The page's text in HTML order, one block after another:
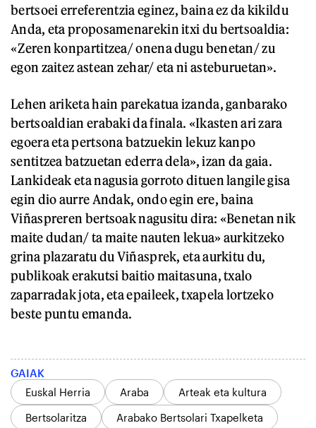
bertsoei erreferentzia eginez, baina ez da kikildu
Anda, eta proposamenarekin itxi du bertsoaldia:
«Zeren konpartitzea/ onena dugu benetan/ zu
egon zaitez astean zehar/ eta ni asteburuetan».
Lehen ariketa hain parekatua izanda, ganbarako
bertsoaldian erabaki da finala. «Ikasten ari zara
egoera eta pertsona batzuekin lekuz kanpo
sentitzea batzuetan ederra dela», izan da gaia.
Lankideak eta nagusia gorroto dituen langile gisa
egin dio aurre Andak, ondo egin ere, baina
Viñaspreren bertsoak nagusitu dira: «Benetan nik
maite dudan/ ta maite nauten lekua» aurkitzeko
grina plazaratu du Viñasprek, eta aurkitu du,
publikoak erakutsi baitio maitasuna, txalo
zaparradak jota, eta epaileek, txapela lortzeko
beste puntu emanda.
GAIAK
Euskal Herria
Araba
Arteak eta kultura
Bertsolaritza
Arabako Bertsolari Txapelketa